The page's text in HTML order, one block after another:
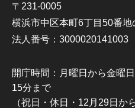
〒231-0005
横浜市中区本町6丁目50番地
法人番号：3000020141003
開庁時間：月曜日から金曜
15分まで
（祝日・休日・12月29日か